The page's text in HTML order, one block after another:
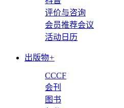
评价与咨询
会员推荐会议
活动日历
出版物+
CCCF
会刊
图书